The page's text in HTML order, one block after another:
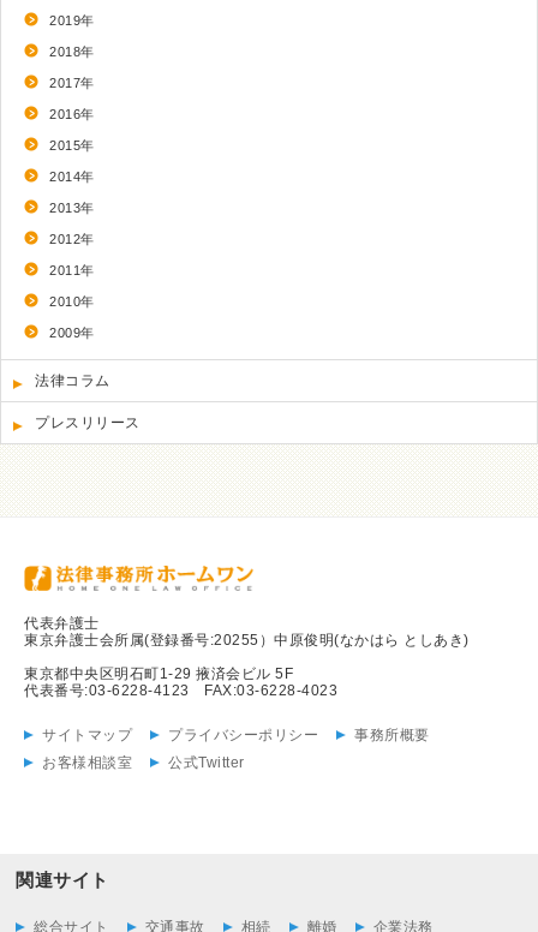
2019年
2018年
2017年
2016年
2015年
2014年
2013年
2012年
2011年
2010年
2009年
法律コラム
プレスリリース
代表弁護士
東京弁護士会所属(登録番号:20255）中原俊明(なかはら としあき)
東京都中央区明石町1-29 掖済会ビル 5F
代表番号:03-6228-4123 FAX:03-6228-4023
サイトマップ プライバシーポリシー
事務所概要
お客様相談室
公式Twitter
関連サイト
総合サイト 交通事故 相続 離婚 企業法務